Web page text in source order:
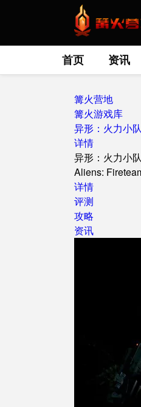
首页 资讯
篝火营地
篝火游戏库
异形：火力小队
详情
异形：火力小队
Aliens:
详情
评测
攻略
资讯